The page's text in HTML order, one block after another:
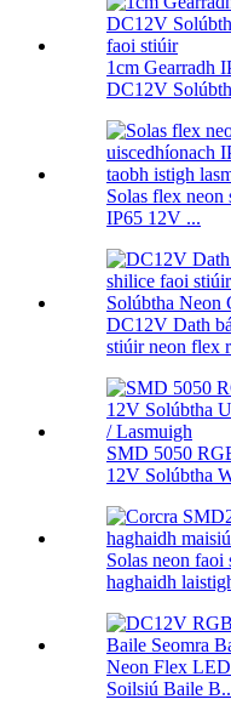
1cm Gearradh
DC12V
Solas flex
IP65 12V ...
DC12V Dath
stiúir neon flex
SMD 5050
12V Solúbtha
Solas neon
haghaidh
Neon Flex
Soilsiú Baile